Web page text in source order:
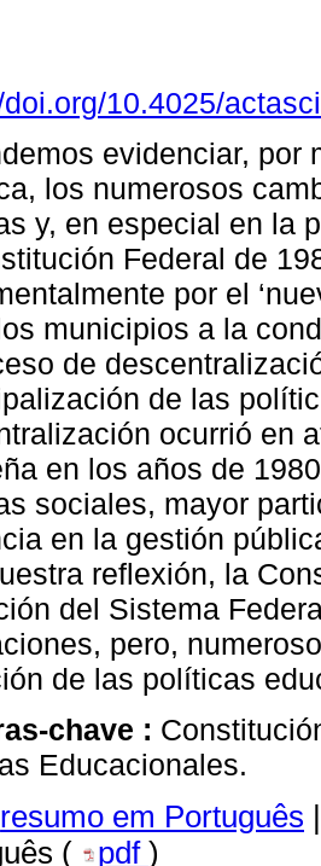
10.4025/
evidenciar, por
los numerosos
y, en especial en la
Federal de
por el
municipios a la
de
de las
ocurrió en
en los años de
sociales, mayor
en la gestión
reflexión, la
del Sistema
pero,
de las políticas
chave :
Educacionales.
resumo em Português |
(
pdf )